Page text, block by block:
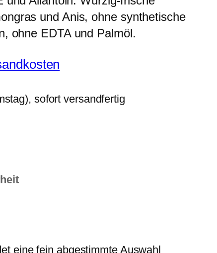
und Anis, ohne synthetische
ohne EDTA und Palmöl.
sofort versandfertig
eine fein abgestimmte Auswahl